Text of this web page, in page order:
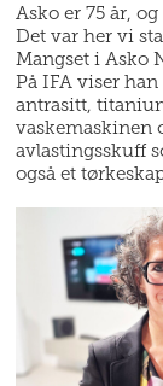
Asko er 75 år,
Det var her vi
Mangset i Asko
På IFA viser
antrasitt,
vaskemaskinen
avlastingsskuff
også et